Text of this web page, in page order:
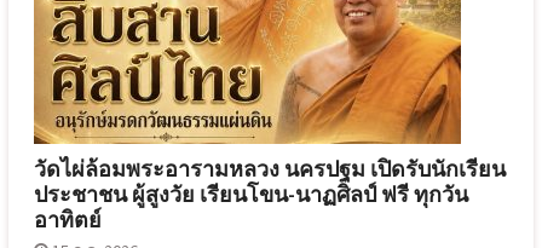
วัดไผ่ล้อมพระอารามหลวง นครปฐม เปิดรับนักเรียน
ประชาชน ผู้สูงวัย เรียนโขน-นาฏศิลป์ ฟรี ทุกวัน
อาทิตย์